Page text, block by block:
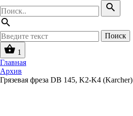
search
search
Поиск
shopping_basket 1
Главная
Архив
Грязевая фреза DB 145, K2-K4 (Karcher)